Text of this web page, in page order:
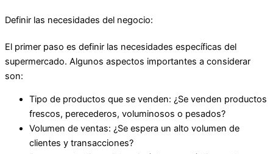
Definir las necesidades del negocio:
El primer paso es definir las necesidades específicas del
supermercado. Algunos aspectos importantes a considerar
son:
Tipo de productos que se venden: ¿Se venden productos
frescos, perecederos, voluminosos o pesados?
Volumen de ventas: ¿Se espera un alto volumen de
clientes y transacciones?